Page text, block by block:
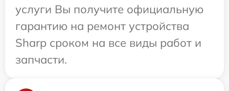
услуги Вы получите официальную
гарантию на ремонт устройства
Sharp сроком на все виды работ и
запчасти.